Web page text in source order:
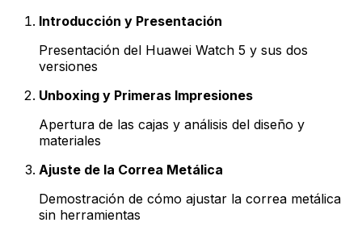
Introducción y Presentación
Presentación del Huawei Watch 5 y sus dos
versiones
Unboxing y Primeras Impresiones
Apertura de las cajas y análisis del diseño y
materiales
Ajuste de la Correa Metálica
Demostración de cómo ajustar la correa metálica
sin herramientas